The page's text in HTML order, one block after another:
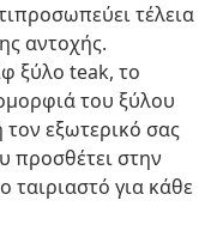
τέλεια
αντοχής.
ξύλο teak, το
του ξύλου
τον εξωτερικό σας
προσθέτει στην
ταιριαστό για κάθε